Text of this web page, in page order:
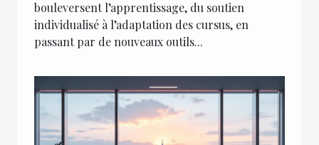
bouleversent l’apprentissage, du soutien
individualisé à l’adaptation des cursus, en
passant par de nouveaux outils...